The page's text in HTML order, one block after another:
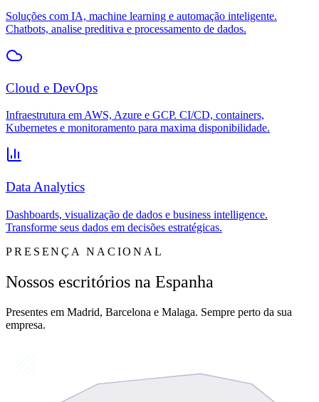
Soluções com IA, machine learning e automação inteligente.
Chatbots, analise preditiva e processamento de dados.
Cloud e DevOps
Infraestrutura em AWS, Azure e GCP. CI/CD, containers,
Kubernetes e monitoramento para maxima disponibilidade.
Data Analytics
Dashboards, visualização de dados e business intelligence.
Transforme seus dados em decisões estratégicas.
PRESENÇA NACIONAL
Nossos escritórios na Espanha
Presentes em Madrid, Barcelona e Malaga. Sempre perto da sua
empresa.